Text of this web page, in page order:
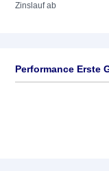
Zinslauf ab
Performance Erste